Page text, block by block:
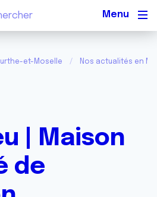
et-Moselle Nos actualités en
| Maison
de